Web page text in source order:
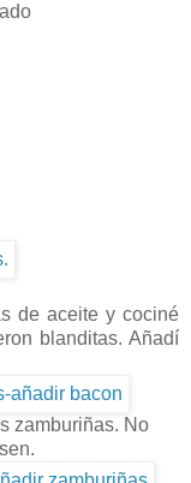
de aceite y cociné
blanditas. Añadí
zamburiñas. No